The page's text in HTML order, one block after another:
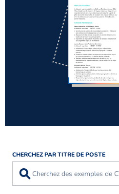
CHERCHEZ PAR TITRE DE POSTE
⚲